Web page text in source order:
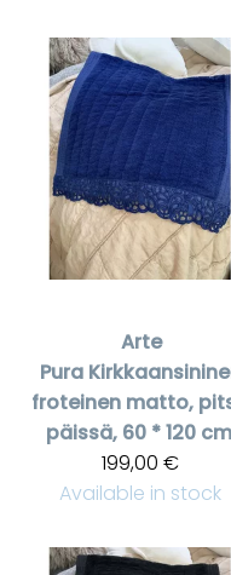
Arte
Pura
froteinen matto,
päissä, 60 * 120 cm
199,00 €
Available in stock